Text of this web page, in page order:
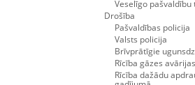
Veselīgo pašvaldību
Drošība
Pašvaldības policija
Valsts policija
Brīvprātīgie
Rīcība gāzes
Rīcība dažādu